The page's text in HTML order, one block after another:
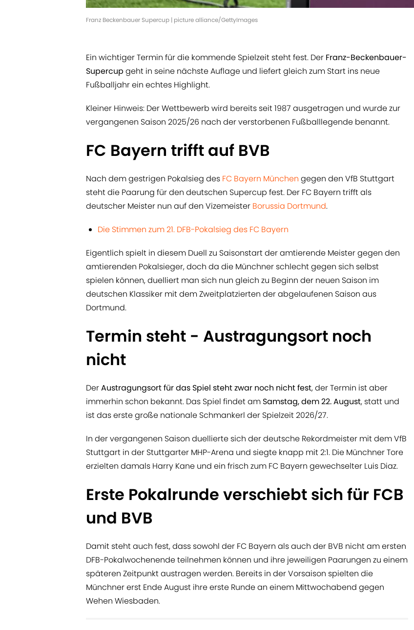
Franz Beckenbauer Supercup | picture alliance/GettyImages
Ein wichtiger Termin für die kommende Spielzeit steht fest. Der Franz-Beckenbauer-
Supercup geht in seine nächste Auflage und liefert gleich zum Start ins neue
Fußballjahr ein echtes Highlight.
Kleiner Hinweis: Der Wettbewerb wird bereits seit 1987 ausgetragen und wurde zur
vergangenen Saison 2025/26 nach der verstorbenen Fußballlegende benannt.
FC Bayern trifft auf BVB
Nach dem gestrigen Pokalsieg des FC Bayern München gegen den VfB Stuttgart
steht die Paarung für den deutschen Supercup fest. Der FC Bayern trifft als
deutscher Meister nun auf den Vizemeister Borussia Dortmund.
Die Stimmen zum 21. DFB-Pokalsieg des FC Bayern
Eigentlich spielt in diesem Duell zu Saisonstart der amtierende Meister gegen den
amtierenden Pokalsieger, doch da die Münchner schlecht gegen sich selbst
spielen können, duelliert man sich nun gleich zu Beginn der neuen Saison im
deutschen Klassiker mit dem Zweitplatzierten der abgelaufenen Saison aus
Dortmund.
Termin steht - Austragungsort noch
nicht
DerAustragungsort für das Spiel steht zwar noch nicht fest, der Termin ist aber
immerhin schon bekannt. Das Spiel findet am Samstag, dem 22. August, statt und
ist das erste große nationale Schmankerl der Spielzeit 2026/27.
In der vergangenen Saison duellierte sich der deutsche Rekordmeister mit dem VfB
Stuttgart in der Stuttgarter MHP-Arena und siegte knapp mit 2:1. Die Münchner Tore
erzielten damals Harry Kane und ein frisch zum FC Bayern gewechselter Luis Diaz.
Erste Pokalrunde verschiebt sich für FCB
und BVB
Damit steht auch fest, dass sowohl der FC Bayern als auch der BVB nicht am ersten
DFB-Pokalwochenende teilnehmen können und ihre jeweiligen Paarungen zu einem
späteren Zeitpunkt austragen werden. Bereits in der Vorsaison spielten die
Münchner erst Ende August ihre erste Runde an einem Mittwochabend gegen
Wehen Wiesbaden.